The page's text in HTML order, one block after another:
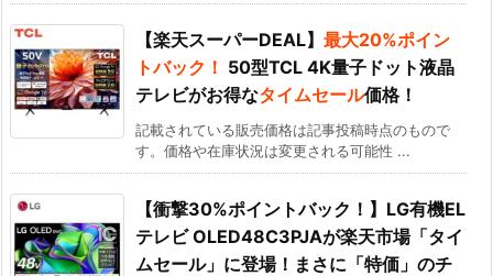
【楽天スーパーDEAL】 最大20%ポイン
トバック！ 50型TCL 4K量子ドット液晶
テレビがお得なタイムセール価格！
記載されている販売価格は記事投稿時点のもので
す。価格や在庫状況は変更される可能性 ...
【衝撃30%ポイントバック！】LG有機EL
テレビ OLED48C3PJAが楽天市場「タイ
ムセール」に登場！まさに「特価」のチ